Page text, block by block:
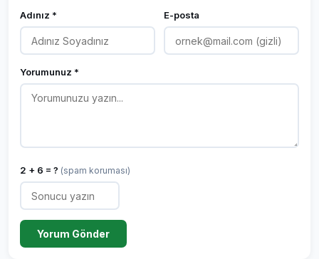
Adınız * E-posta
Yorumunuz *
2 + 6 = ? (spam koruması)
Yorum Gönder